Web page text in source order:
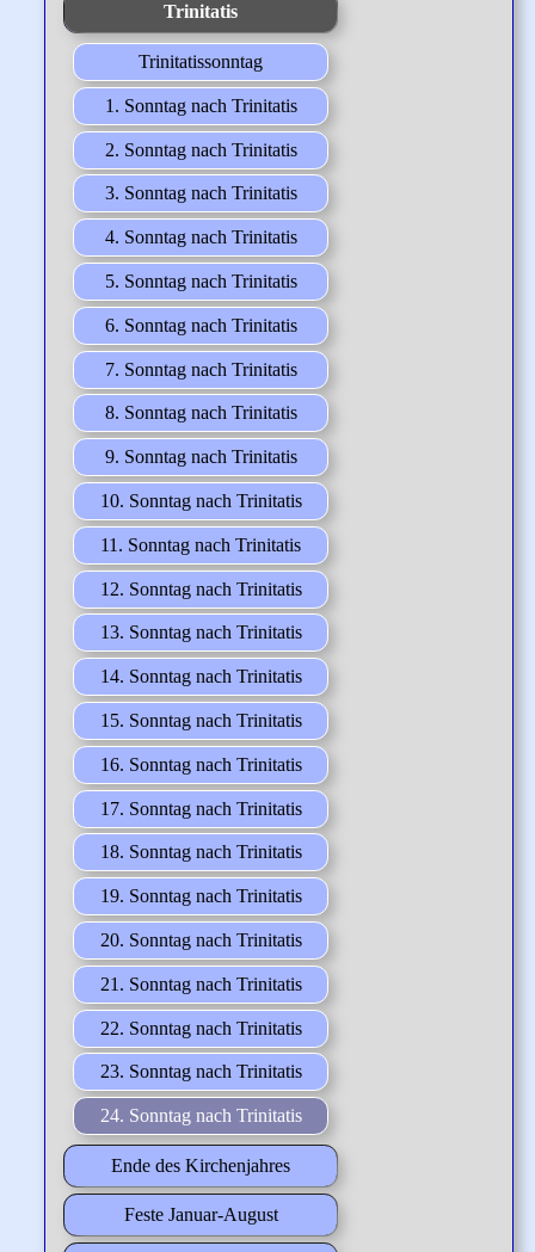
Trinitatis
Trinitatissonntag
1. Sonntag nach Trinitatis
2. Sonntag nach Trinitatis
3. Sonntag nach Trinitatis
4. Sonntag nach Trinitatis
5. Sonntag nach Trinitatis
6. Sonntag nach Trinitatis
7. Sonntag nach Trinitatis
8. Sonntag nach Trinitatis
9. Sonntag nach Trinitatis
10. Sonntag nach Trinitatis
11. Sonntag nach Trinitatis
12. Sonntag nach Trinitatis
13. Sonntag nach Trinitatis
14. Sonntag nach Trinitatis
15. Sonntag nach Trinitatis
16. Sonntag nach Trinitatis
17. Sonntag nach Trinitatis
18. Sonntag nach Trinitatis
19. Sonntag nach Trinitatis
20. Sonntag nach Trinitatis
21. Sonntag nach Trinitatis
22. Sonntag nach Trinitatis
23. Sonntag nach Trinitatis
24. Sonntag nach Trinitatis
Ende des Kirchenjahres
Feste Januar-August